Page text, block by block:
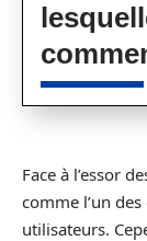
Face à l’essor
comme l’un
utilisateurs.